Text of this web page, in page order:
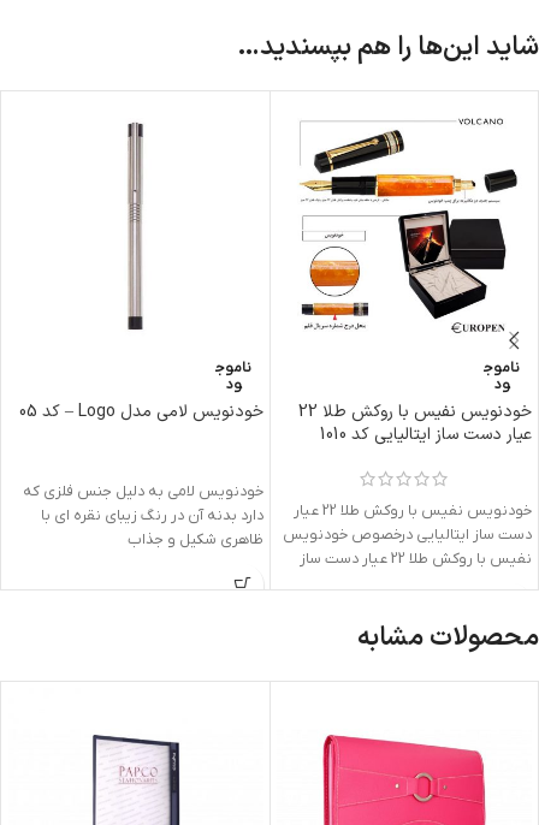
شاید این‌ها را هم بپسندید…
ناموج
ود
خودنویس نفیس با روکش طلا 22
عیار دست ساز ایتالیایی کد 1010
خودنویس نفیس با روکش طلا 22 عیار
دست ساز ایتالیایی درخصوص خودنویس
نفیس با روکش طلا 22 عیار دست ساز
ناموج
ود
خودنویس لامی مدل Logo – کد 05
خودنویس لامی به دلیل جنس فلزی که
دارد بدنه آن در رنگ زیبای نقره ای با
ظاهری شکیل و جذاب
محصولات مشابه